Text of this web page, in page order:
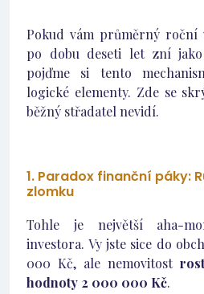
Pokud vám průměrný roční
po dobu deseti let zní
pojďme si tento
logické elementy. Zde se
běžný střadatel nevidí.
1. Paradox finanční páky:
zlomku
Tohle je největší aha-
investora. Vy jste sice do
000 Kč, ale nemovitost
hodnoty 2 000 000 Kč.